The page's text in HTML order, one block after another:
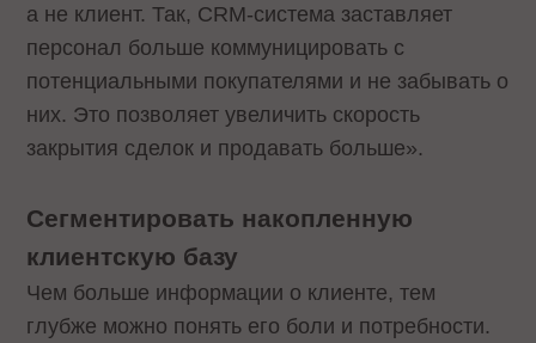
а не клиент. Так, CRM-система заставляет
персонал больше коммуницировать с
потенциальными покупателями и не забывать о
них. Это позволяет увеличить скорость
закрытия сделок и продавать больше».
Сегментировать накопленную
клиентскую базу
Чем больше информации о клиенте, тем
глубже можно понять его боли и потребности.